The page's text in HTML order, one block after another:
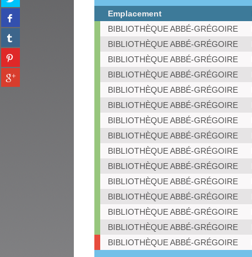
sur
twitter
(Nouvelle
fenêtre)
Partager
sur
facebook
(Nouvelle
fenêtre)
Partager
sur
tumblr
(Nouvelle
fenêtre)
Partager
sur
pinterest
(Nouvelle
Partager
sur
Exemplaires
Emplacement
BIBLIOTHÈQUE ABBÉ-GRÉGOIRE
BIBLIOTHÈQUE ABBÉ-GRÉGOIRE
BIBLIOTHÈQUE ABBÉ-GRÉGOIRE
BIBLIOTHÈQUE ABBÉ-GRÉGOIRE
BIBLIOTHÈQUE ABBÉ-GRÉGOIRE
BIBLIOTHÈQUE ABBÉ-GRÉGOIRE
BIBLIOTHÈQUE ABBÉ-GRÉGOIRE
BIBLIOTHÈQUE ABBÉ-GRÉGOIRE
BIBLIOTHÈQUE ABBÉ-GRÉGOIRE
BIBLIOTHÈQUE ABBÉ-GRÉGOIRE
BIBLIOTHÈQUE ABBÉ-GRÉGOIRE
BIBLIOTHÈQUE ABBÉ-GRÉGOIRE
BIBLIOTHÈQUE ABBÉ-GRÉGOIRE
BIBLIOTHÈQUE ABBÉ-GRÉGOIRE
BIBLIOTHÈQUE ABBÉ-GRÉGOIRE